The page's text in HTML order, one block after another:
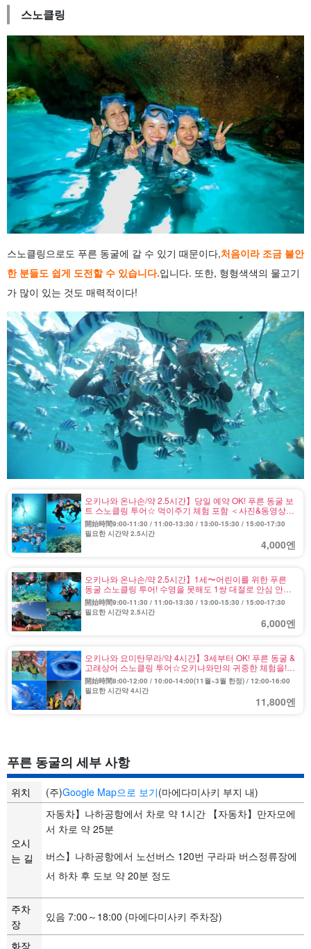
스노클링
스노클링으로도 푸른 동굴에 갈 수 있기 때문이다,처음이라 조금 불안
한 분들도 쉽게 도전할 수 있습니다.입니다. 또한, 형형색색의 물고기
가 많이 있는 것도 매력적이다!
오키나와 온나손/약 2.5시간】당일 예약 OK! 푸른 동굴 보
트 스노클링 투어☆ 먹이주기 체험 포함 ＜사진&동영상
무료/샤워/주차장 완비＞(No.3)
開始時間9:00-11:30 / 11:00-13:30 / 13:00-15:30 / 15:00-17:30
필요한 시간약 2.5시간
4,000엔
오키나와 온나손/약 2.5시간】1세〜어린이를 위한 푸른
동굴 스노클링 투어! 수영을 못해도 1쌍 대절로 안심 안전
《먹이주기 체험 포함/사진&동영상 무료》당일 예약 OK
(No.4)
開始時間9:00-11:30 / 11:00-13:30 / 13:00-15:30 / 15:00-17:30
필요한 시간약 2.5시간
6,000엔
오키나와 요미탄무라/약 4시간】3세부터 OK! 푸른 동굴 &
고래상어 스노클링 투어☆오키나와만의 귀중한 체험을!
감동이 틀림없는 (No.82)
開始時間8:00-12:00 / 10:00-14:00(11월~3월 한정) / 12:00-16:00
필요한 시간약 4시간
11,800엔
푸른 동굴의 세부 사항
위치 (주)Google Map으로 보기(마에다미사키 부지 내)
오시
는 길
자동차】나하공항에서 차로 약 1시간 【자동차】만자모에
서 차로 약 25분
버스】나하공항에서 노선버스 120번 구라파 버스정류장에
서 하차 후 도보 약 20분 정도
주차
장
있음 7:00～18:00 (마에다미사키 주차장)
화장